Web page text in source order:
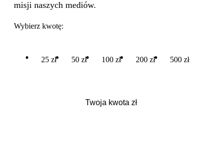
misji naszych mediów.
Wybierz kwotę:
25 zł 50 zł 100 zł 200 zł 500 zł